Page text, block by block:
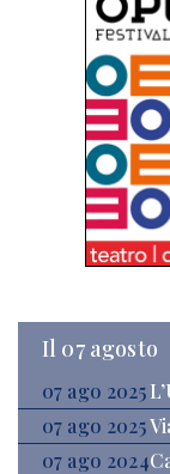
Il 07 agosto
07 ago 2025
07 ago 2025
07 ago 2024